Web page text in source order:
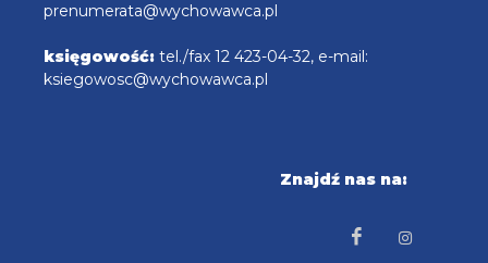
prenumerata@wychowawca.pl
księgowość: tel./fax 12 423-04-32, e-mail:
ksiegowosc@wychowawca.pl
Znajdź nas na: